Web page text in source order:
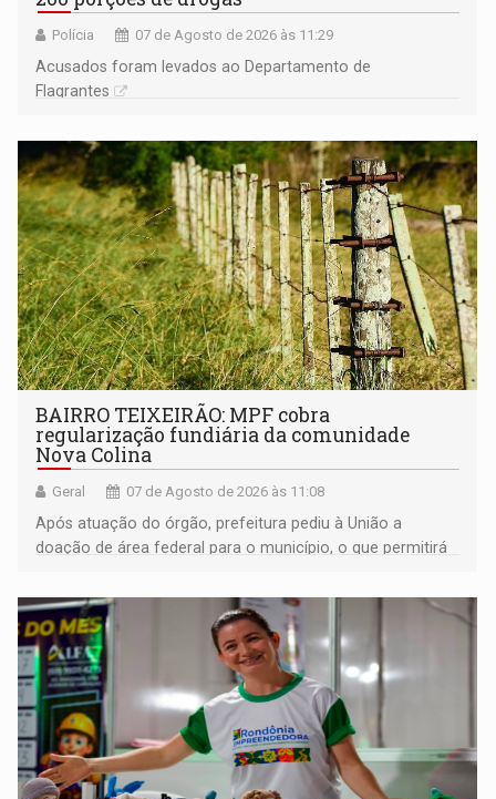
Polícia 07 de Agosto de 2026 às 11:29
Acusados foram levados ao Departamento de
Flagrantes
BAIRRO TEIXEIRÃO: MPF cobra
regularização fundiária da comunidade
Nova Colina
Geral 07 de Agosto de 2026 às 11:08
Após atuação do órgão, prefeitura pediu à União a
doação de área federal para o município, o que permitirá